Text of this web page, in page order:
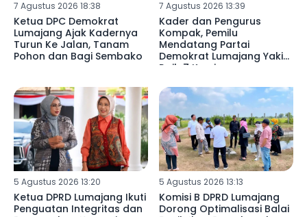
7 Agustus 2026 18:38
Ketua DPC Demokrat
Lumajang Ajak Kadernya
Turun Ke Jalan, Tanam
Pohon dan Bagi Sembako
7 Agustus 2026 13:39
Kader dan Pengurus
Kompak, Pemilu
Mendatang Partai
Demokrat Lumajang Yakin
Raih 7 Kursi
5 Agustus 2026 13:20
Ketua DPRD Lumajang Ikuti
Penguatan Integritas dan
5 Agustus 2026 13:13
Komisi B DPRD Lumajang
Dorong Optimalisasi Balai